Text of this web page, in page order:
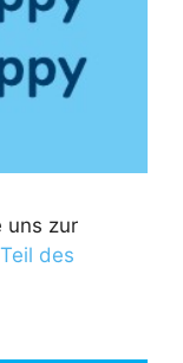
uns zur
des